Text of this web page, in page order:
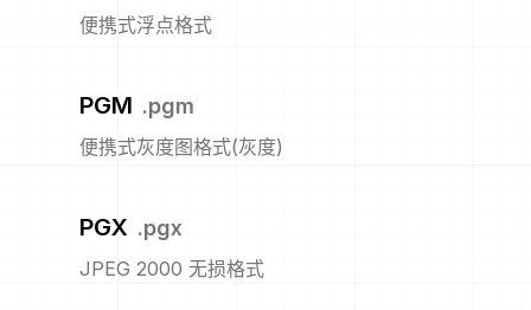
便携式浮点格式
PGM .pgm
便携式灰度图格式(灰度)
PGX .pgx
JPEG 2000 无损格式